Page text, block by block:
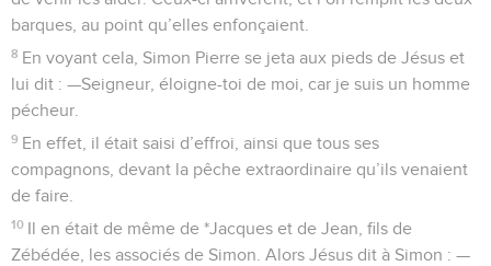
barques, au point qu’elles enfonçaient.
8 En voyant cela, Simon Pierre se jeta aux pieds de Jésus et
lui dit : —Seigneur, éloigne-toi de moi, car je suis un homme
pécheur.
9 En effet, il était saisi d’effroi, ainsi que tous ses
compagnons, devant la pêche extraordinaire qu’ils venaient
de faire.
10 Il en était de même de *Jacques et de Jean, fils de
Zébédée, les associés de Simon. Alors Jésus dit à Simon : —